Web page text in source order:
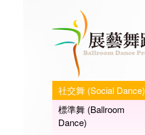
社交舞 (Social Dance)
標準舞 (Ballroom
Dance)